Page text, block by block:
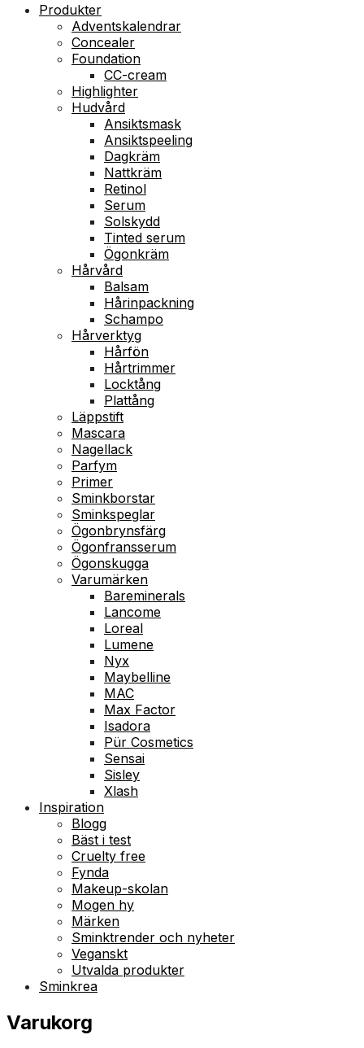
Produkter
Adventskalendrar
Concealer
Foundation
CC-cream
Highlighter
Hudvård
Ansiktsmask
Ansiktspeeling
Dagkräm
Nattkräm
Retinol
Serum
Solskydd
Tinted serum
Ögonkräm
Hårvård
Balsam
Hårinpackning
Schampo
Hårverktyg
Hårfön
Hårtrimmer
Locktång
Plattång
Läppstift
Mascara
Nagellack
Parfym
Primer
Sminkborstar
Sminkspeglar
Ögonbrynsfärg
Ögonfransserum
Ögonskugga
Varumärken
Bareminerals
Lancome
Loreal
Lumene
Nyx
Maybelline
MAC
Max Factor
Isadora
Pür Cosmetics
Sensai
Sisley
Xlash
Inspiration
Blogg
Bäst i test
Cruelty free
Fynda
Makeup-skolan
Mogen hy
Märken
Sminktrender och nyheter
Veganskt
Utvalda produkter
Sminkrea
Varukorg